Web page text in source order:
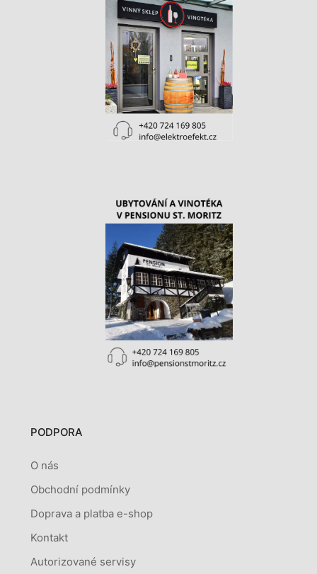
PODPORA
O nás
Obchodní podmínky
Doprava a platba e-shop
Kontakt
Autorizované servisy